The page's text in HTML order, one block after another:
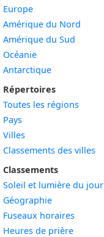
Europe
Amérique du Nord
Amérique du Sud
Océanie
Antarctique
Répertoires
Toutes les régions
Pays
Villes
Classements des villes
Classements
Soleil et lumière du jour
Géographie
Fuseaux horaires
Heures de prière